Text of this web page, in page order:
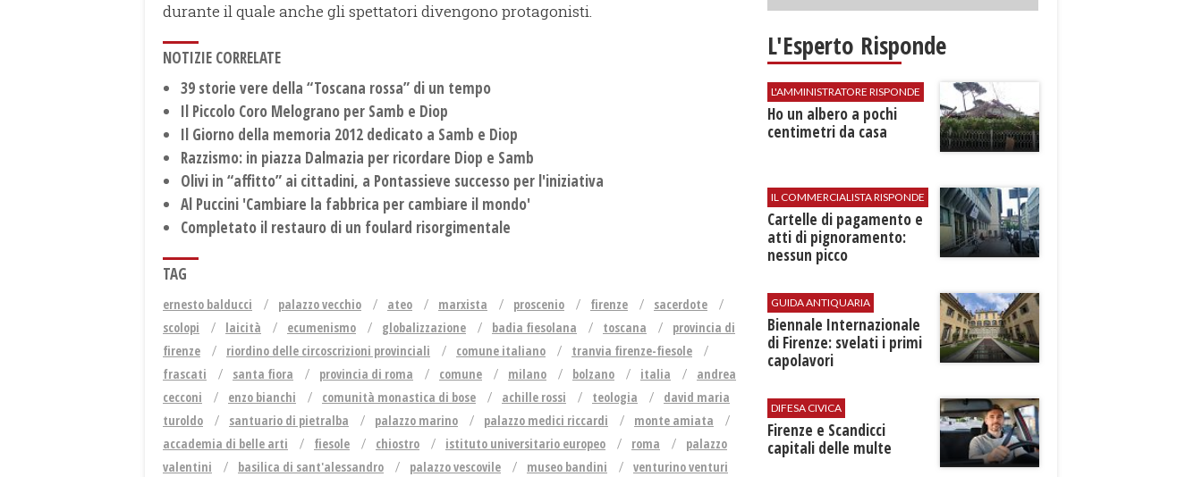
durante il quale anche gli spettatori divengono protagonisti.
NOTIZIE CORRELATE
39 storie vere della “Toscana rossa” di un tempo
Il Piccolo Coro Melograno per Samb e Diop
Il Giorno della memoria 2012 dedicato a Samb e Diop
Razzismo: in piazza Dalmazia per ricordare Diop e Samb
Olivi in “affitto” ai cittadini, a Pontassieve successo per l'iniziativa
Al Puccini 'Cambiare la fabbrica per cambiare il mondo'
Completato il restauro di un foulard risorgimentale
TAG
ernesto balducci palazzo vecchio ateo marxista proscenio firenze
sacerdote
scolopi
laicità ecumenismo globalizzazione badia fiesolana toscana
provincia di
firenze
riordino delle circoscrizioni provinciali comune italiano
tranvia firenze-fiesole
frascati
santa fiora provincia di roma comune milano bolzano italia
andrea
cecconi
enzo bianchi comunità monastica di bose achille rossi teologia
david maria
turoldo
santuario di pietralba palazzo marino palazzo medici riccardi
monte amiata
accademia di belle arti
fiesole chiostro istituto universitario europeo roma
palazzo
valentini
basilica di sant'alessandro palazzo vescovile museo bandini
venturino venturi
L'Esperto Risponde
L'AMMINISTRATORE RISPONDE
Ho un albero a pochi
centimetri da casa
IL COMMERCIALISTA RISPONDE
Cartelle di pagamento e
atti di pignoramento:
nessun picco
GUIDA ANTIQUARIA
Biennale Internazionale
di Firenze: svelati i primi
capolavori
DIFESA CIVICA
Firenze e Scandicci
capitali delle multe